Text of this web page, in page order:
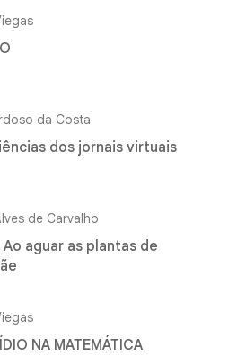
da Costa
dos jornais virtuais
de Carvalho
aguar as plantas de
NA MATEMÁTICA